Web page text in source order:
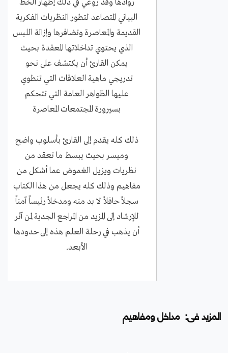
روادها وقد روعي في ذلك إظهار الخط
البياني المتصاعد لتطور النظريات الفكرية
القديمة والمعاصرة وتضافرها وإزالة اللبس
الذي يحتوي تداخلاتها المعقدة بحيث
يمكن القارئ أن يكتشف على نحو
تدريجي ماهية العلاقات التي تنطوي
عليها الظواهر العامة التي تتحكم
بسيرورة المجتمعات المعاصرة
ذلك كله يقدم إلى القارئ بأسلوب واضح
وميسر بحيث يبسط ما تعقد من
نظريات ويزيل الغموض عما أشكل من
مفاهيم وذلك كله يجعل من هذا الكتاب
سجلاً حافلاً لا بد منه ومدخلاً رئيساً آمناً
للإرشاد إلى المزيد من المراجع الجدية لمن آثر
أن يذهب في رحلة العلم هذه إلى حدودها
الأبعد.
المزيد فى: مداخل ومفاهيم